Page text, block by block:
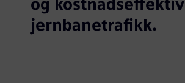
og kostnadseffektiv
jernbanetrafikk.